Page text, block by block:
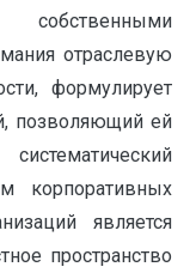
собственными
отраслевую
формулирует
позволяющий ей
корпоративных
является
пространство